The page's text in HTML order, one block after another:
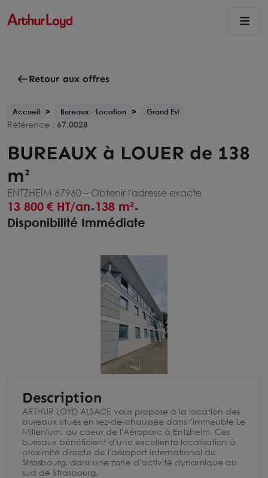
Retour aux offres
Accueil Bureaux - Location Grand Est
Référence : 67.0028
BUREAUX à LOUER de 138
m²
ENTZHEIM 67960 – Obtenir l'adresse exacte
13 800 € HT/an-138 m²-
Disponibilité Immédiate
Description
ARTHUR LOYD ALSACE vous propose à la location des
bureaux situés en rez-de-chaussée dans l'immeuble Le
Millenium, au coeur de l'Aéroparc à Entzheim. Ces
bureaux bénéficient d'une excellente localisation à
proximité directe de l'aéroport international de
Strasbourg, dans une zone d'activité dynamique au
sud de Strasbourg.